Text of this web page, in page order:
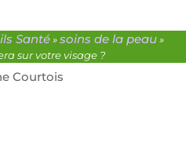
Santé»soins de la peau»
sur votre visage ?
Courtois